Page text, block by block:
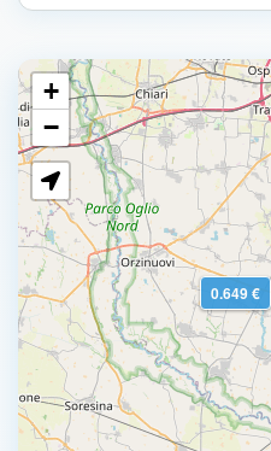
0.649 €
+
−